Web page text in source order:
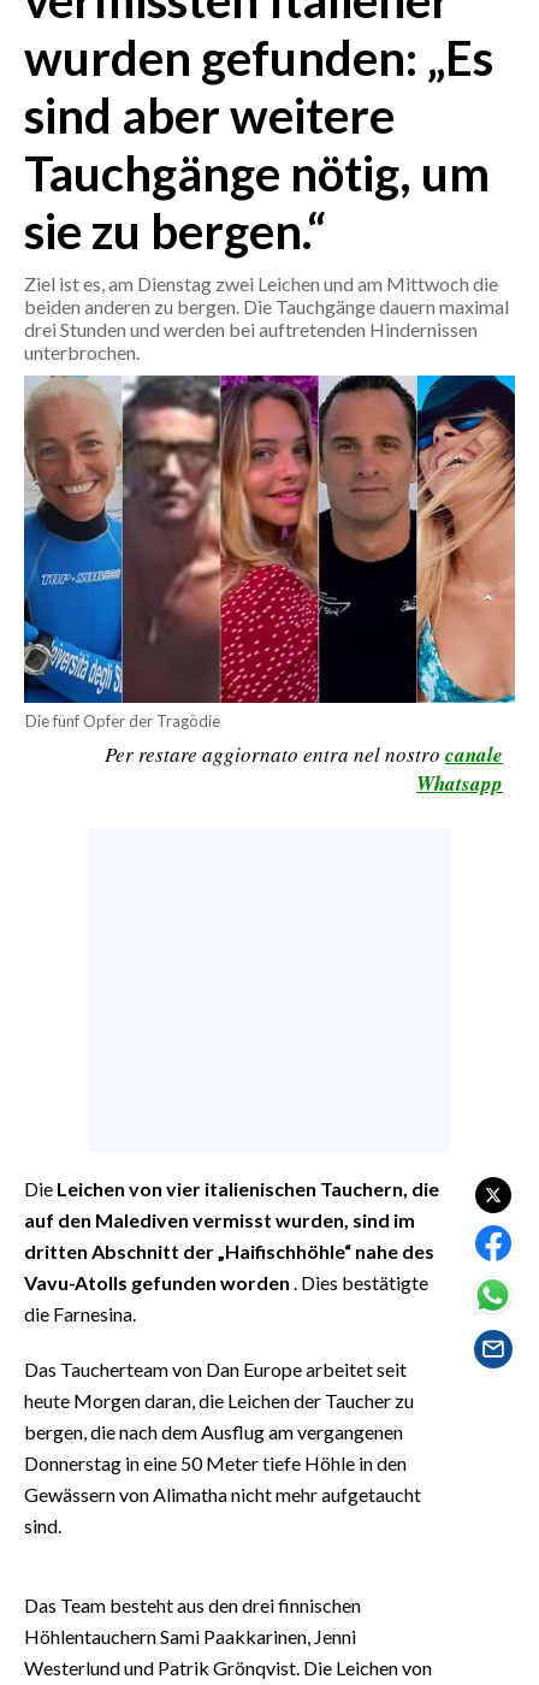
CRONACA
MONDO
POLITICA
ECONOMIA
SERVIZI ALLE IMPRESE
LAVORO
BANDI
SPORT IN SARDEGNA
SPORT
RISULTATI E CLASSIFICHE
CALCIO
CALCIO REGIONALE
BASKET
VOLLEY
MOTORI
FOTO
VIDEO
INFO AZIENDE
ANNUNCI
NECROLOGI
PUBBLICITÀ
STORE
wurden gefunden: „Es
sind aber weitere
Tauchgänge nötig, um
sie zu bergen.“
Ziel ist es, am Dienstag zwei Leichen und am Mittwoch die
beiden anderen zu bergen. Die Tauchgänge dauern maximal
drei Stunden und werden bei auftretenden Hindernissen
unterbrochen.
Die fünf Opfer der Tragödie
Per restare aggiornato entra nel nostro canale
Whatsapp
Die Leichen von vier italienischen Tauchern, die
auf den Malediven vermisst wurden, sind im
dritten Abschnitt der „Haifischhöhle“ nahe des
Vavu-Atolls gefunden worden . Dies bestätigte
die Farnesina.
Das Taucherteam von Dan Europe arbeitet seit
heute Morgen daran, die Leichen der Taucher zu
bergen, die nach dem Ausflug am vergangenen
Donnerstag in eine 50 Meter tiefe Höhle in den
Gewässern von Alimatha nicht mehr aufgetaucht
sind.
Das Team besteht aus den drei finnischen
Höhlentauchern Sami Paakkarinen, Jenni
Westerlund und Patrik Grönqvist. Die Leichen von